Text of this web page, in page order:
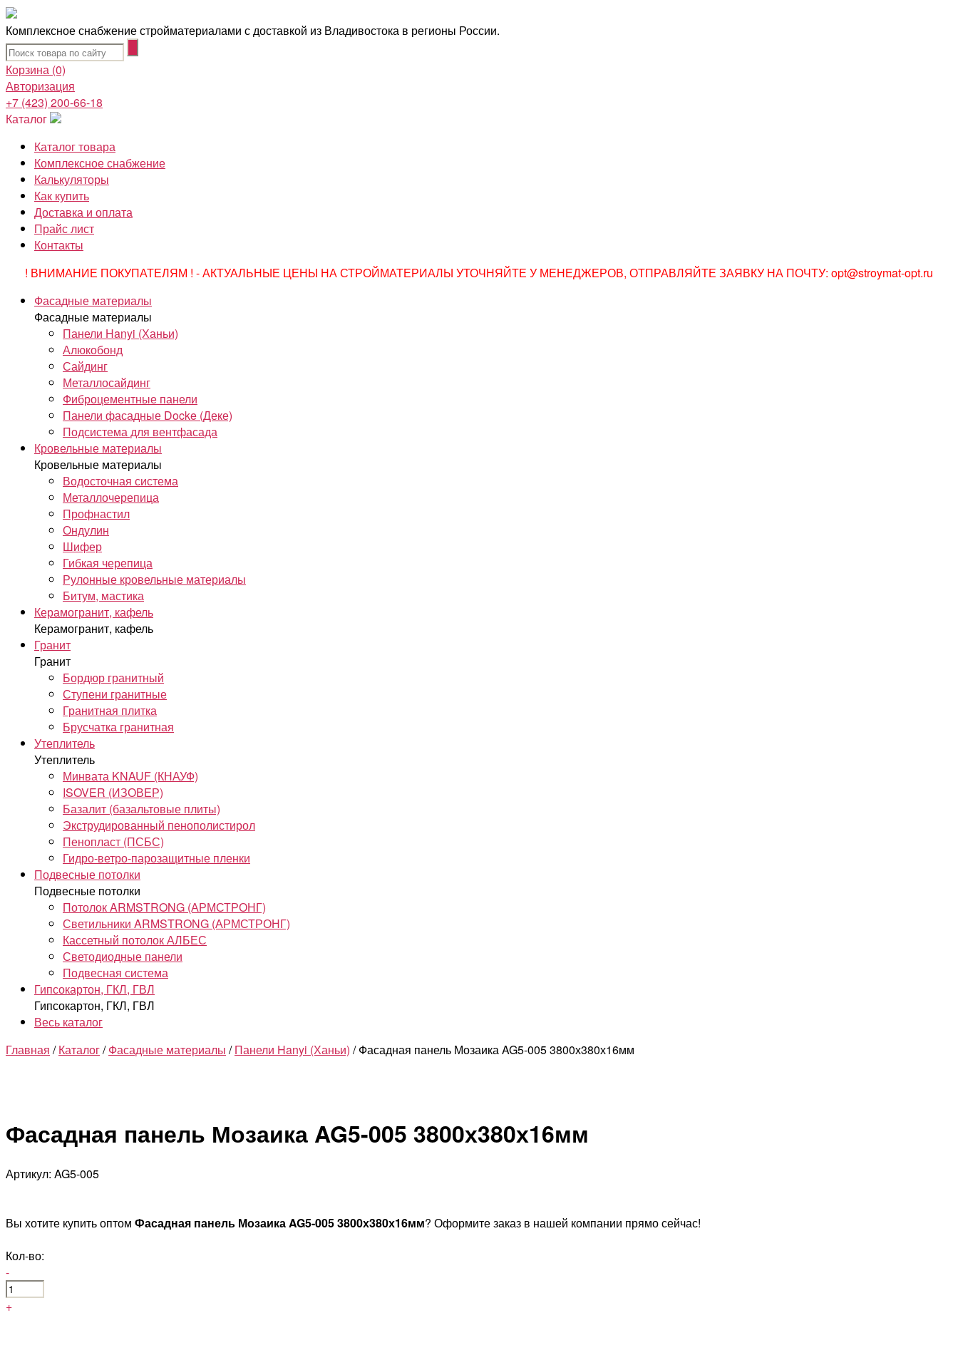
Комплексное снабжение стройматериалами с доставкой из Владивостока в регионы России.
Корзина (0)
Авторизация
+7 (423) 200-66-18
Каталог
Каталог товара
Комплексное снабжение
Калькуляторы
Как купить
Доставка и оплата
Прайс лист
Контакты
! ВНИМАНИЕ ПОКУПАТЕЛЯМ ! - АКТУАЛЬНЫЕ ЦЕНЫ НА СТРОЙМАТЕРИАЛЫ УТОЧНЯЙТЕ У МЕНЕДЖЕРОВ, ОТПРАВЛЯЙТЕ ЗАЯВКУ НА ПОЧТУ: opt@stroymat-opt.ru
Фасадные материалы
Фасадные материалы
Панели Hanyi (Ханьи)
Алюкобонд
Сайдинг
Металлосайдинг
Фиброцементные панели
Панели фасадные Docke (Деке)
Подсистема для вентфасада
Кровельные материалы
Кровельные материалы
Водосточная система
Металлочерепица
Профнастил
Ондулин
Шифер
Гибкая черепица
Рулонные кровельные материалы
Битум, мастика
Керамогранит, кафель
Керамогранит, кафель
Гранит
Гранит
Бордюр гранитный
Ступени гранитные
Гранитная плитка
Брусчатка гранитная
Утеплитель
Утеплитель
Минвата KNAUF (КНАУФ)
ISOVER (ИЗОВЕР)
Базалит (базальтовые плиты)
Экструдированный пенополистирол
Пенопласт (ПСБС)
Гидро-ветро-парозащитные пленки
Подвесные потолки
Подвесные потолки
Потолок ARMSTRONG (АРМСТРОНГ)
Светильники ARMSTRONG (АРМСТРОНГ)
Кассетный потолок АЛБЕС
Светодиодные панели
Подвесная система
Гипсокартон, ГКЛ, ГВЛ
Гипсокартон, ГКЛ, ГВЛ
Весь каталог
Главная /Каталог/Фасадные материалы /Панели Hanyi (Ханьи) / Фасадная панель Мозаика AG5-005 3800х380х16мм
Фасадная панель Мозаика AG5-005 3800х380х16мм
Артикул: AG5-005
Вы хотите купить оптом Фасадная панель Мозаика AG5-005 3800х380х16мм? Оформите заказ в нашей компании прямо сейчас!
Кол-во:
-
+